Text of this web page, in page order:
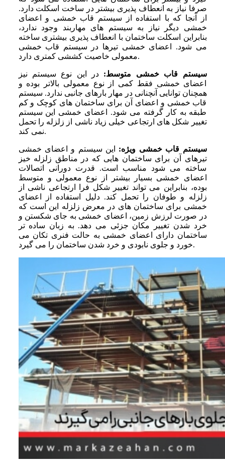
صرفا نیاز به انعطاف‌ پذیری بیشتر در ساخت اسکلت دارد.
از آنجا که با استفاده از سیستم قاب خمشی و اعضای
خمشی دیگر نیاز به سیستم‌ های مهاربند وجود ندارد،
بنابراین اسکلت ساختمان با انعطاف پذیری بیشتری ساخته
می‌ شود. اعضای خمشی تیرها در سیستم قاب خمشی
معمولی خاصیت کششی کمتری دارد.
سیستم قاب خمشی متوسط: در این نوع سیستم نیز
اعضای خمشی فقط کمی از نوع معمولی بالاتر بوده و
همچنان توانایی آنچنانی در مهار بارهای جانبی ندارد. سیستم
قاب خمشی و اعضای آن برای ساختمان‌ های کوچک و کم
طبقه به کار گرفته می ‌شود. اعضای خمشی این سیستم
تغییر شکل ‌های ارتجاعی خیلی زیاد ناشی از زلزله را تحمل
نمی ‌کند.
سیستم قاب خمشی ویژه: این سیستم و اعضای خمشی
تیرهای آن برای ساختمان‌ هایی که در مناطق زلزله خیز
ساخته می ‌شود مناسب است. قدرت دورانی اتصالات
اعضای خمشی بسیار بیشتر از نوع معمولی و متوسط
بوده، بنابراین می ‌تواند تغییر شکل فرا ارتجاعی ناشی از
زلزله و طوفان را تحمل کند. دلیل استفاده از اعضای
خمشی برای ساختمان‌ های در معرض زلزله این است که
در صورت لرزش زمین، اعضای خمشی به جای شکستن و
خرد شدن تغییر مکان جزئی می ‌دهد. به زبان ساده ‌تر
ساختمان دارای اعضای خمشی به حالت فنری تکان می‌
خورد و جلوی نابودی و خرد شدن ساختمان را می‌ گیرد.